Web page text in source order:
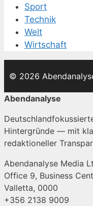
Sport
Technik
Welt
Wirtschaft
© 2026
Abendanalyse
Hintergründe — mit
redaktioneller
Abendanalyse Media
Office 9, Business
Valletta, 0000
+356 2138 9009